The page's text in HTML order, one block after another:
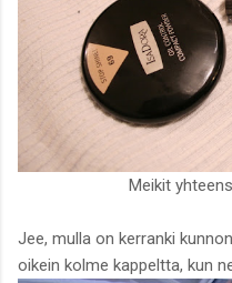
Meikit
Jee, mulla on kerranki
oikein kolme kappeltta, kun